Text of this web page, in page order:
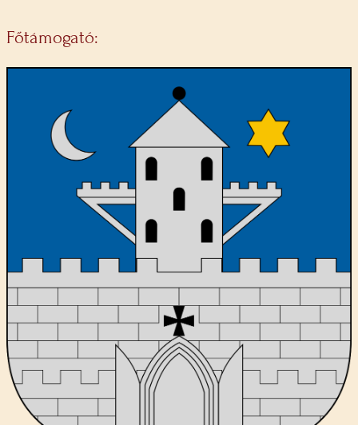
Főtámogató: